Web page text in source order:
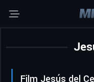
Film Jesús del